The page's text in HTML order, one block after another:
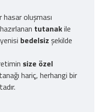
hasar oluşması
tutanakile
bedelsiz şekilde
size özel
hariç, herhangi bir